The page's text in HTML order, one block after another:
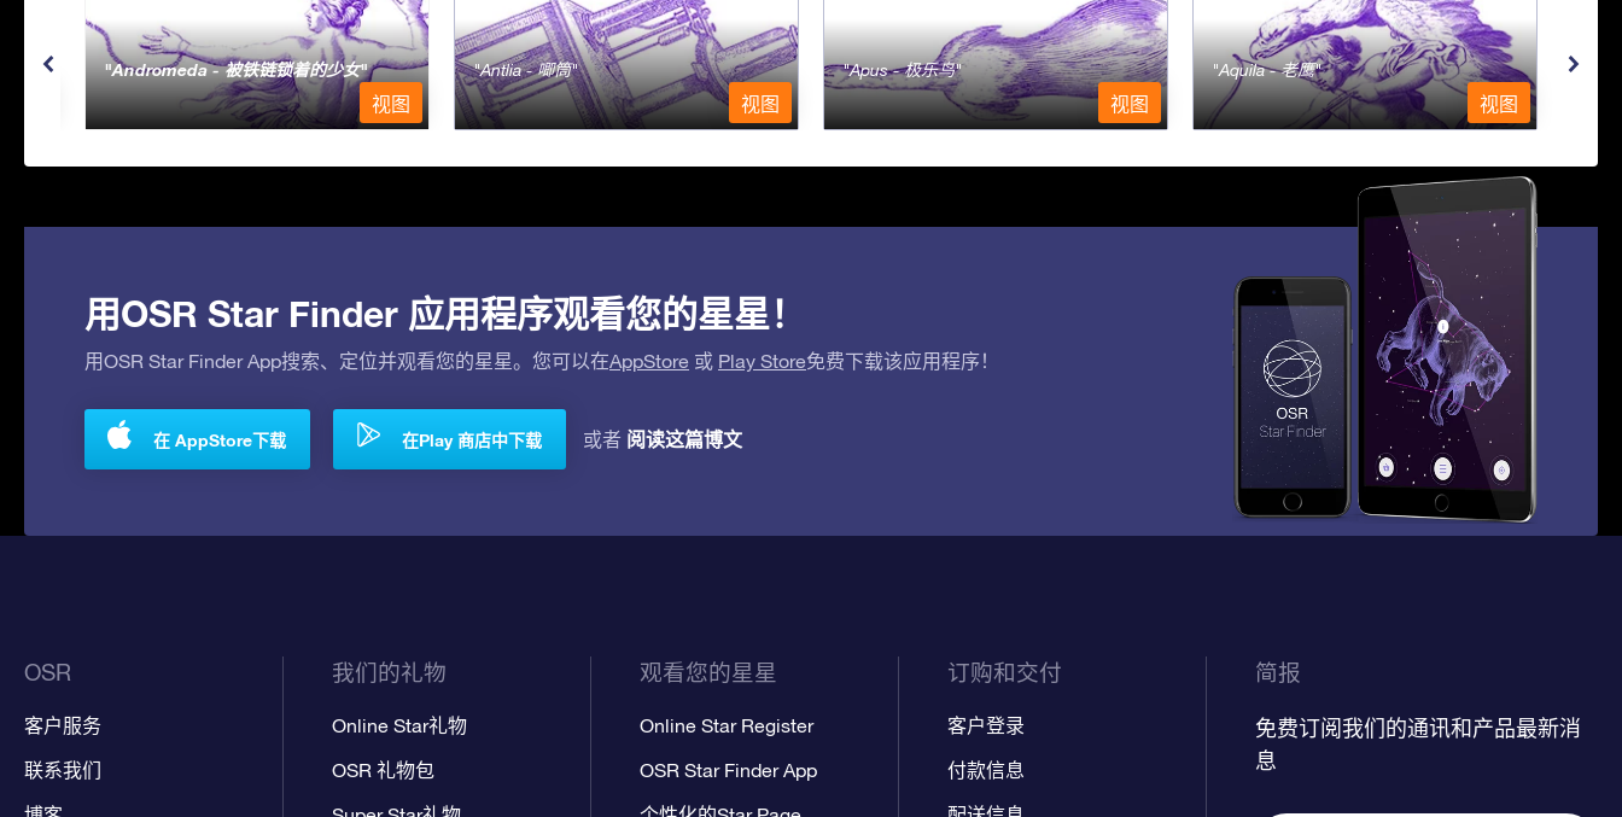
Andromeda - 被铁链锁着的少女
视图
Antlia - 唧筒
视图
Apus - 极乐鸟
视图
Aquila - 老鹰
视图
用OSR Star Finder 应用程序观看您的星星！
用OSR Star Finder App搜索、定位并观看您的星星。您可以在AppStore 或 Play Store免费下载该应用程序！
在 AppStore下载 在Play 商店中下载 或者 阅读这篇博文
OSR
客户服务
联系我们
我们的礼物
Online Star礼物
OSR 礼物包
观看您的星星
Online Star Register
OSR Star Finder App
订购和交付
客户登录
付款信息
简报
免费订阅我们的通讯和产品最新消
息